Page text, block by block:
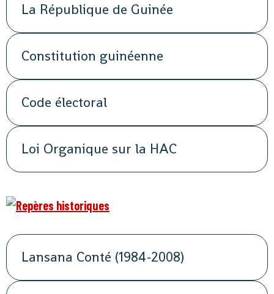
La République de Guinée
Constitution guinéenne
Code électoral
Loi Organique sur la HAC
Lansana Conté (1984-2008)